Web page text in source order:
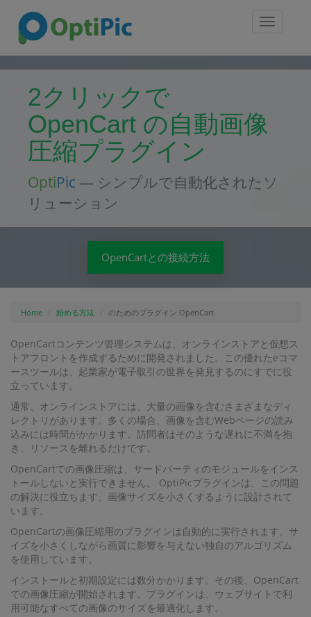
Toggle
2クリックで
OpenCart の自動画像
圧縮プラグイン
OptiPic — シンプルで自動化されたソ
リューション
OpenCartとの接続方法
Home 始める方法 のためのプラグイン OpenCart
OpenCartコンテンツ管理システムは、オンラインストアと仮想ス
トアフロントを作成するために開発されました。この優れたeコマ
ースツールは、起業家が電子取引の世界を発見するのにすでに役
立っています。
通常、オンラインストアには、大量の画像を含むさまざまなディ
レクトリがあります。多くの場合、画像を含むWebページの読み
込みには時間がかかります。訪問者はそのような遅れに不満を抱
き、リソースを離れるだけです。
OpenCartでの画像圧縮は、サードパーティのモジュールをインス
トールしないと実行できません。 OptiPicプラグインは、この問題
の解決に役立ちます。画像サイズを小さくするように設計されて
います。
OpenCartの画像圧縮用のプラグインは自動的に実行されます。サ
イズを小さくしながら画質に影響を与えない独自のアルゴリズム
を使用しています。
インストールと初期設定には数分かかります。その後、OpenCart
での画像圧縮が開始されます。プラグインは、ウェブサイトで利
用可能なすべての画像のサイズを最適化します。